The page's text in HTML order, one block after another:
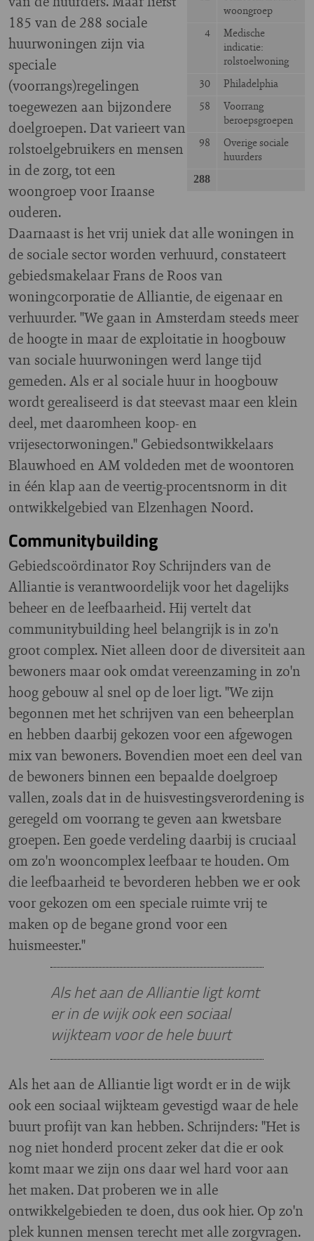
woongroep
4
Medische
indicatie:
rolstoelwoning
30
Philadelphia
58
Voorrang
beroepsgroepen
98
Overige sociale
huurders
288
185 van de 288 sociale
huurwoningen zijn via
speciale
(voorrangs)regelingen
toegewezen aan bijzondere
doelgroepen. Dat varieert van
rolstoelgebruikers en mensen
in de zorg, tot een
woongroep voor Iraanse
ouderen.
Daarnaast is het vrij uniek dat alle woningen in
de sociale sector worden verhuurd, constateert
gebiedsmakelaar Frans de Roos van
woningcorporatie de Alliantie, de eigenaar en
verhuurder. "We gaan in Amsterdam steeds meer
de hoogte in maar de exploitatie in hoogbouw
van sociale huurwoningen werd lange tijd
gemeden. Als er al sociale huur in hoogbouw
wordt gerealiseerd is dat steevast maar een klein
deel, met daaromheen koop- en
vrijesectorwoningen." Gebiedsontwikkelaars
Blauwhoed en AM voldeden met de woontoren
in één klap aan de veertig-procentsnorm in dit
ontwikkelgebied van Elzenhagen Noord.
Communitybuilding
Gebiedscoördinator Roy Schrijnders van de
Alliantie is verantwoordelijk voor het dagelijks
beheer en de leefbaarheid. Hij vertelt dat
communitybuilding heel belangrijk is in zo'n
groot complex. Niet alleen door de diversiteit aan
bewoners maar ook omdat vereenzaming in zo'n
hoog gebouw al snel op de loer ligt. "We zijn
begonnen met het schrijven van een beheerplan
en hebben daarbij gekozen voor een afgewogen
mix van bewoners. Bovendien moet een deel van
de bewoners binnen een bepaalde doelgroep
vallen, zoals dat in de huisvestingsverordening is
geregeld om voorrang te geven aan kwetsbare
groepen. Een goede verdeling daarbij is cruciaal
om zo'n wooncomplex leefbaar te houden. Om
die leefbaarheid te bevorderen hebben we er ook
voor gekozen om een speciale ruimte vrij te
maken op de begane grond voor een
huismeester."
Als het aan de Alliantie ligt komt
er in de wijk ook een sociaal
wijkteam voor de hele buurt
Als het aan de Alliantie ligt wordt er in de wijk
ook een sociaal wijkteam gevestigd waar de hele
buurt profijt van kan hebben. Schrijnders: "Het is
nog niet honderd procent zeker dat die er ook
komt maar we zijn ons daar wel hard voor aan
het maken. Dat proberen we in alle
ontwikkelgebieden te doen, dus ook hier. Op zo'n
plek kunnen mensen terecht met alle zorgvragen.